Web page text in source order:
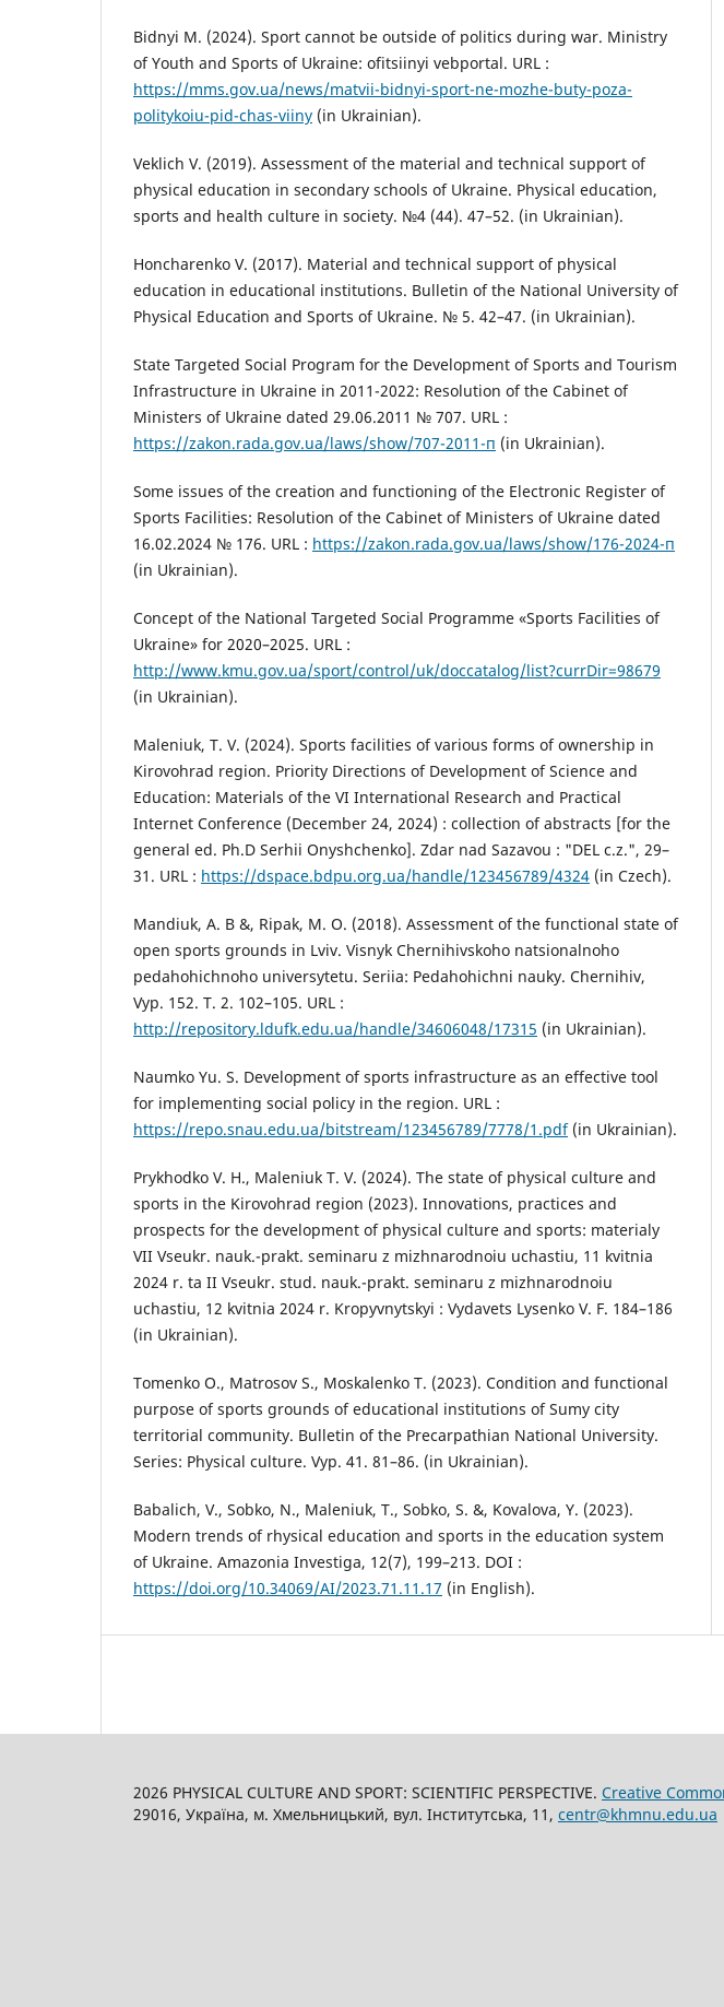
Bidnyi M. (2024). Sport cannot be outside of politics during war. Ministry
of Youth and Sports of Ukraine: ofitsiinyi vebportal. URL :
https://mms.gov.ua/news/matvii-bidnyi-sport-ne-mozhe-buty-poza-
politykoiu-pid-chas-viiny (in Ukrainian).
Veklich V. (2019). Assessment of the material and technical support of
physical education in secondary schools of Ukraine. Physical education,
sports and health culture in society. №4 (44). 47–52. (in Ukrainian).
Honcharenko V. (2017). Material and technical support of physical
education in educational institutions. Bulletin of the National University of
Physical Education and Sports of Ukraine. № 5. 42–47. (in Ukrainian).
State Targeted Social Program for the Development of Sports and Tourism
Infrastructure in Ukraine in 2011-2022: Resolution of the Cabinet of
Ministers of Ukraine dated 29.06.2011 № 707. URL :
https://zakon.rada.gov.ua/laws/show/707-2011-п (in Ukrainian).
Some issues of the creation and functioning of the Electronic Register of
Sports Facilities: Resolution of the Cabinet of Ministers of Ukraine dated
16.02.2024 № 176. URL : https://zakon.rada.gov.ua/laws/show/176-2024-п
(in Ukrainian).
Concept of the National Targeted Social Programme «Sports Facilities of
Ukraine» for 2020–2025. URL :
http://www.kmu.gov.ua/sport/control/uk/doccatalog/list?currDir=98679
(in Ukrainian).
Maleniuk, T. V. (2024). Sports facilities of various forms of ownership in
Kirovohrad region. Priority Directions of Development of Science and
Education: Materials of the VI International Research and Practical
Internet Conference (December 24, 2024) : collection of abstracts [for the
general ed. Ph.D Serhii Onyshchenko]. Zdar nad Sazavou : "DEL c.z.", 29–
31. URL : https://dspace.bdpu.org.ua/handle/123456789/4324 (in Czech).
Mandiuk, A. B &, Ripak, M. O. (2018). Assessment of the functional state of
open sports grounds in Lviv. Visnyk Chernihivskoho natsionalnoho
pedahohichnoho universytetu. Seriia: Pedahohichni nauky. Chernihiv,
Vyp. 152. T. 2. 102–105. URL :
http://repository.ldufk.edu.ua/handle/34606048/17315 (in Ukrainian).
Naumko Yu. S. Development of sports infrastructure as an effective tool
for implementing social policy in the region. URL :
https://repo.snau.edu.ua/bitstream/123456789/7778/1.pdf(in Ukrainian).
Prykhodko V. H., Maleniuk T. V. (2024). The state of physical culture and
sports in the Kirovohrad region (2023). Innovations, practices and
prospects for the development of physical culture and sports: materialy
VII Vseukr. nauk.-prakt. seminaru z mizhnarodnoiu uchastiu, 11 kvitnia
2024 r. ta II Vseukr. stud. nauk.-prakt. seminaru z mizhnarodnoiu
uchastiu, 12 kvitnia 2024 r. Kropyvnytskyi : Vydavets Lysenko V. F. 184–186
(in Ukrainian).
Tomenko O., Matrosov S., Moskalenko T. (2023). Condition and functional
purpose of sports grounds of educational institutions of Sumy city
territorial community. Bulletin of the Precarpathian National University.
Series: Physical culture. Vyp. 41. 81–86. (in Ukrainian).
Babalich, V., Sobko, N., Maleniuk, T., Sobko, S. &, Kovalova, Y. (2023).
Modern trends of rhysical education and sports in the education system
of Ukraine. Amazonia Investiga, 12(7), 199–213. DOI :
https://doi.org/10.34069/AI/2023.71.11.17 (in English).
2026 PHYSICAL CULTURE AND SPORT: SCIENTIFIC PERSPECTIVE. Creative
29016, Україна, м. Хмельницький, вул. Інститутська, 11, centr@khmnu.edu.ua